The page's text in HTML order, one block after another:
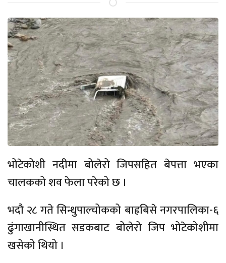
भोटेकोशी नदीमा बोलेरो जिपसहित बेपत्ता भएका
चालकको शव फेला परेको छ ।
भदौ २८ गते सिन्धुपाल्चोकको बाह्रबिसे नगरपालिका-६
ढुंगाखानीस्थित सडकबाट बोलेरो जिप भोटेकोशीमा
खसेको थियो ।